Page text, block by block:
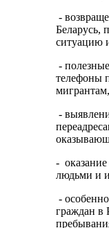
-
Беларусь,
ситуацию
-
телефоны
-
-
людьми и
-
граждан в